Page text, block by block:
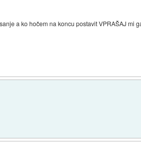
a ko hočem na koncu postavit VPRAŠAJ mi